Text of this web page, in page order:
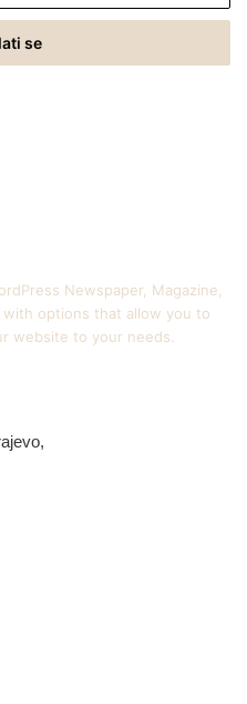
Newspaper, Magazine,
with options that allow you to
website to your needs.